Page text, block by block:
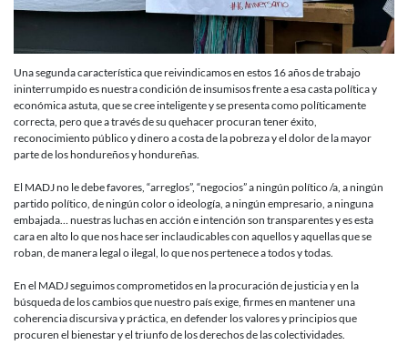
Una segunda característica que reivindicamos en estos 16 años de trabajo
ininterrumpido es nuestra condición de insumisos frente a esa casta política y
económica astuta, que se cree inteligente y se presenta como políticamente
correcta, pero que a través de su quehacer procuran tener éxito,
reconocimiento público y dinero a costa de la pobreza y el dolor de la mayor
parte de los hondureños y hondureñas.
El MADJ no le debe favores, “arreglos”, “negocios” a ningún político /a, a ningún
partido político, de ningún color o ideología, a ningún empresario, a ninguna
embajada… nuestras luchas en acción e intención son transparentes y es esta
cara en alto lo que nos hace ser inclaudicables con aquellos y aquellas que se
roban, de manera legal o ilegal, lo que nos pertenece a todos y todas.
En el MADJ seguimos comprometidos en la procuración de justicia y en la
búsqueda de los cambios que nuestro país exige, firmes en mantener una
coherencia discursiva y práctica, en defender los valores y principios que
procuren el bienestar y el triunfo de los derechos de las colectividades.